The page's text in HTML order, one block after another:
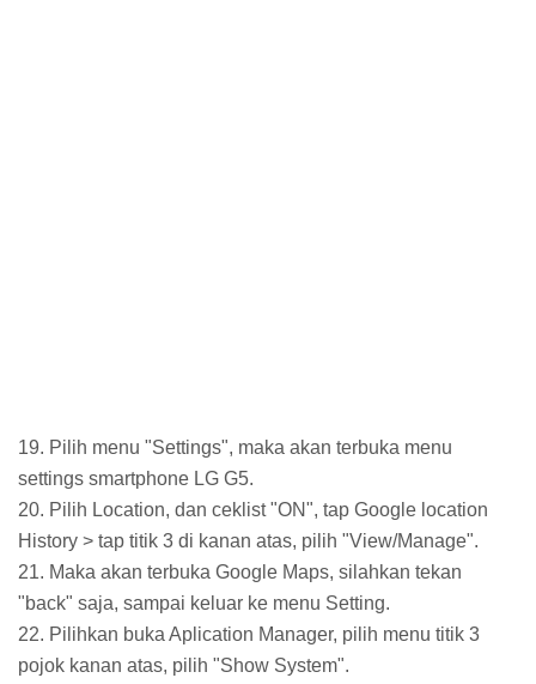
19. Pilih menu "Settings", maka akan terbuka menu
settings smartphone LG G5.
20. Pilih Location, dan ceklist "ON", tap Google location
History > tap titik 3 di kanan atas, pilih "View/Manage".
21. Maka akan terbuka Google Maps, silahkan tekan
"back" saja, sampai keluar ke menu Setting.
22. Pilihkan buka Aplication Manager, pilih menu titik 3
pojok kanan atas, pilih "Show System".